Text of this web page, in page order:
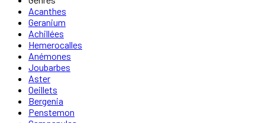
Acanthes
Geranium
Achillées
Hemerocalles
Anémones
Joubarbes
Aster
Oeillets
Bergenia
Penstemon